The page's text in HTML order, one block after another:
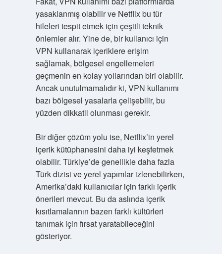
yasaklanmış olabilir ve Netflix bu tür
hileleri tespit etmek için çeşitli teknik
önlemler alır. Yine de, bir kullanıcı için
VPN kullanarak içeriklere erişim
sağlamak, bölgesel engellemeleri
geçmenin en kolay yollarından biri olabilir.
Ancak unutulmamalıdır ki, VPN kullanımı
bazı bölgesel yasalarla çelişebilir, bu
yüzden dikkatli olunması gerekir.
Bir diğer çözüm yolu ise, Netflix’in yerel
içerik kütüphanesini daha iyi keşfetmek
olabilir. Türkiye’de genellikle daha fazla
Türk dizisi ve yerel yapımlar izlenebilirken,
Amerika’daki kullanıcılar için farklı içerik
önerileri mevcut. Bu da aslında içerik
kısıtlamalarının bazen farklı kültürleri
tanımak için fırsat yaratabileceğini
gösteriyor.